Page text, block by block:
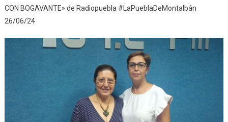
CON BOGAVANTE» de Radiopuebla #LaPueblaDeMontalbán
26/06/24